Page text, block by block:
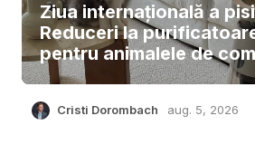
Ziua internațională a
Reduceri la
pentru animalele de
Cristi Dorombach aug. 5, 2026